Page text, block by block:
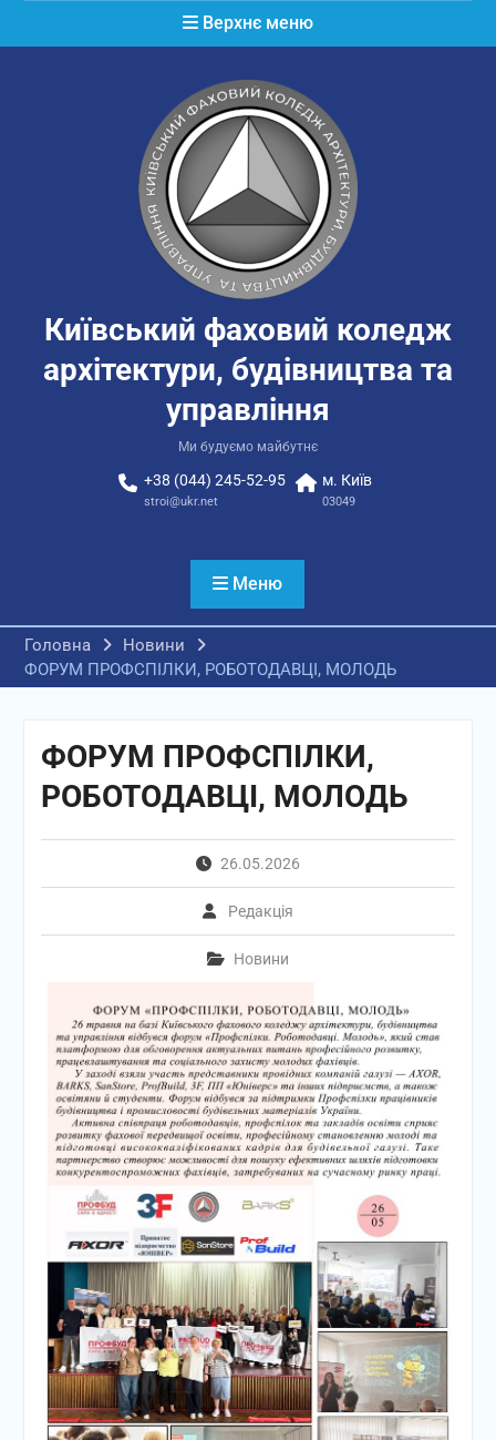
Верхнє меню
Київський фаховий коледж
архітектури, будівництва та
управління
Ми будуємо майбутнє
+38 (044) 245-52-95
stroi@ukr.net
м. Київ
03049
Меню
Головна
Новини
ФОРУМ ПРОФСПІЛКИ, РОБОТОДАВЦІ, МОЛОДЬ
ФОРУМ ПРОФСПІЛКИ,
РОБОТОДАВЦІ, МОЛОДЬ
26.05.2026
Редакція
Новини